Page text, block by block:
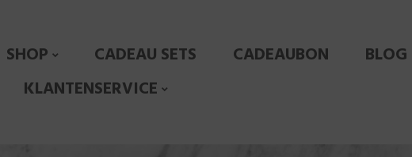
SHOP CADEAU SETS CADEAUBON
BLOG
KLANTENSERVICE